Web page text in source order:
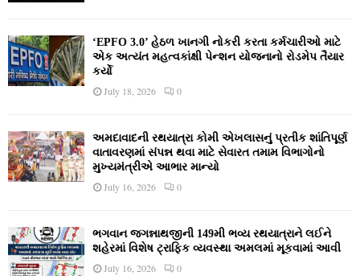
‘EPFO 3.0’ હેઠળ ખાનગી નોકરી કરતા કર્મચારીઓ માટે
એક અત્યંત મહત્વકાંક્ષી પેન્શન યોજનાનો રોડમેપ તૈયાર
કર્યો
July 18, 2026 0
અમદાવાદની રથયાત્રા કોમી એખલાસનું પ્રતીક શાંતિપૂર્ણ
વાતાવરણમાં સંપન્ન થવા માટે સેવારત તમામ વિભાગોનો
મુખ્યમંત્રીએ આભાર માન્યો
July 16, 2026 0
ભગવાન જગન્નાથજીની 149મી ભવ્ય રથયાત્રાને લઈને
શહેરમાં વિશેષ ટ્રાફિક વ્યવસ્થા અમલમાં મૂકવામાં આવી
July 16, 2026 0